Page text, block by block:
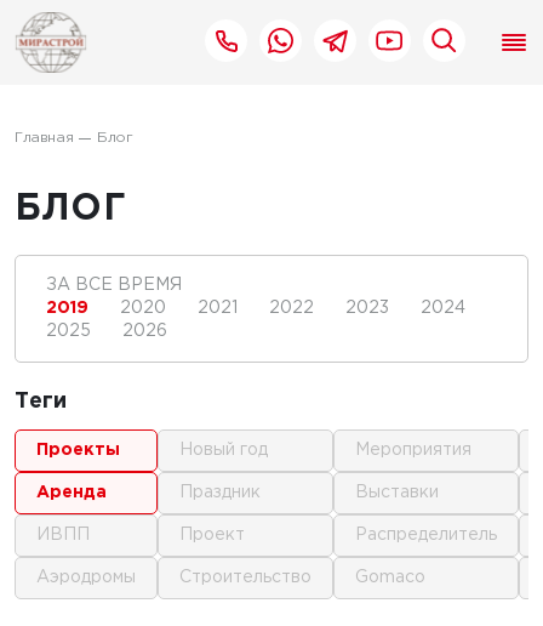
Главная Блог
БЛОГ
ЗА ВСЕ ВРЕМЯ
2019
2020 2021 2022 2023
2024
2025
2026
Теги
проекты
аренда
ИВПП
аэродромы
новый год
праздник
проект
строительство
мероприятия
выставки
распределитель
gomaco